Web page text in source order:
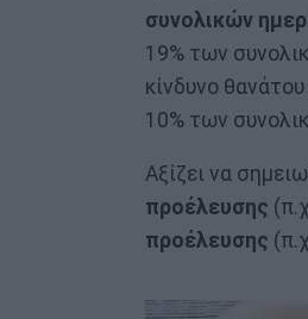
συνολικών
19% των
κίνδυνο
10% των
Αξίζει να
προέλευσης
προέλευσης